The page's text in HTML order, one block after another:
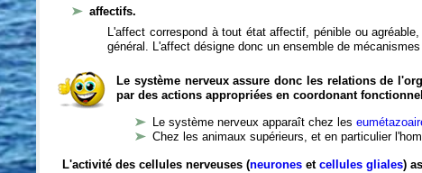
affectifs.
L'affect correspond à tout état affectif, pénible ou
général. L'affect désigne donc un ensemble de
Le système nerveux assure donc les relations de
par des actions appropriées en coordonant
Le système nerveux apparaît chez les
Chez les animaux supérieurs, et en particulier
L'activité des cellules nerveuses (neurones etcellules gliales)